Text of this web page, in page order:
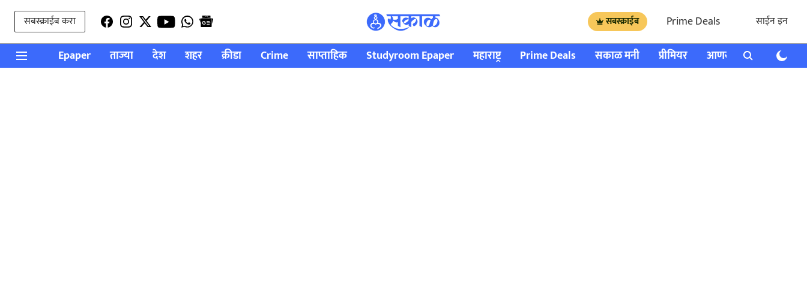
सबस्क्राईब करा सबस्क्राईब Prime Deals साईन इन
Epaper ताज्या देश शहर क्रीडा Crime साप्ताहिक Studyroom Epaper महाराष्ट्र Prime Deals सकाळ मनी प्रीमियर आणखी राशी भविष्य